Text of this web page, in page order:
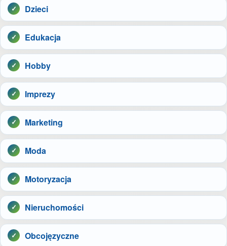
Dzieci
Edukacja
Hobby
Imprezy
Marketing
Moda
Motoryzacja
Nieruchomości
Obcojęzyczne